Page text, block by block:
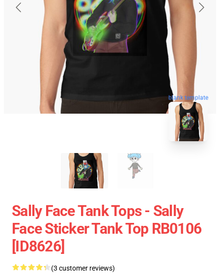
blank template
Sally Face Tank Tops - Sally
Face Sticker Tank Top RB0106
[ID8626]
(3 customer reviews)